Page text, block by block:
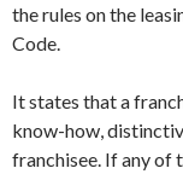
the rules on the
Code.
It states that a
know-how,
franchisee. If any of